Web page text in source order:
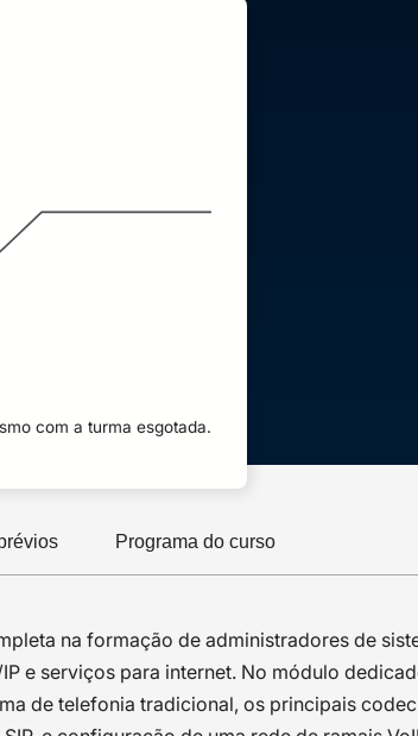
com a turma esgotada.
Programa do curso
na formação de administradores de
e serviços para internet. No módulo
de telefonia tradicional, os principais